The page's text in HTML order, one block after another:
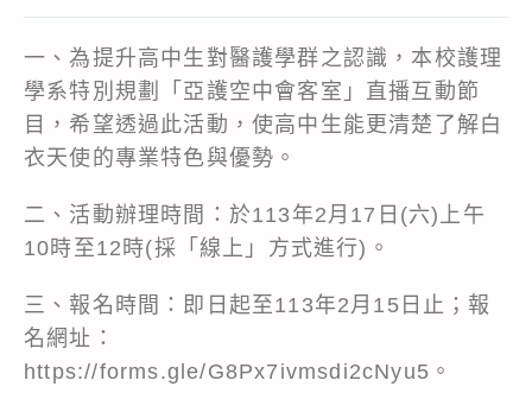
一、為提升高中生對醫護學群之認識，本校護理
學系特別規劃「亞護空中會客室」直播互動節
目，希望透過此活動，使高中生能更清楚了解白
衣天使的專業特色與優勢。
二、活動辦理時間：於113年2月17日(六)上午
10時至12時(採「線上」方式進行)。
三、報名時間：即日起至113年2月15日止；報
名網址：
https://forms.gle/G8Px7ivmsdi2cNyu5 。